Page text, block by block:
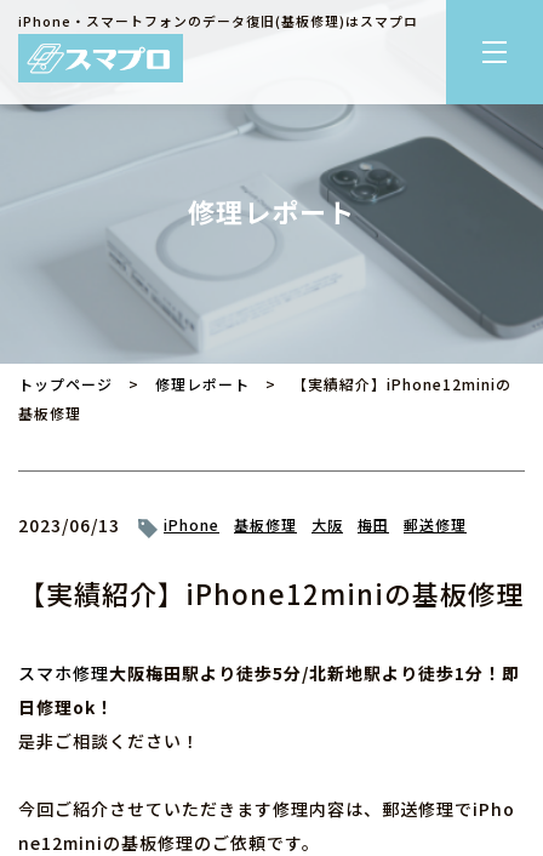
iPhone・スマートフォンのデータ復旧(基板修理)はスマプロ
修理レポート
トップページ > 修理レポート
> 【実績紹介】iPhone12miniの
基板修理
2023/06/13 iPhone 基板修理 大阪 梅田 郵送修理
【実績紹介】iPhone12miniの基板修理
スマホ修理大阪梅田駅より徒歩5分/北新地駅より徒歩1分！即
日修理ok！
是非ご相談ください！
今回ご紹介させていただきます修理内容は、郵送修理でiPho
ne12miniの基板修理のご依頼です。